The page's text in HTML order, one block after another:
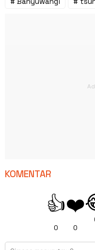
KOMENTAR
👍
0
❤️
0